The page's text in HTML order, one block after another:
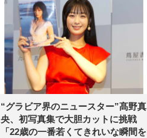
“グラビア界のニュースター”髙野真
央、初写真集で大胆カットに挑戦
「22歳の一番若くてきれいな瞬間を